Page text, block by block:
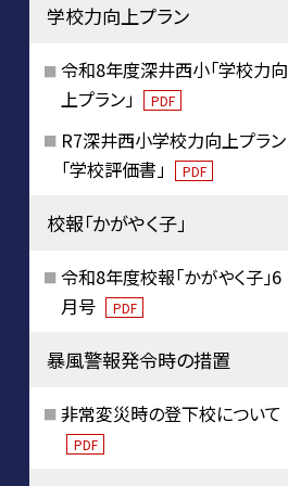
学校力向上プラン
令和8年度深井西小「学校力向
上プラン」
PDF
R7深井西小学校力向上プラン
「学校評価書」
PDF
校報「かがやく子」
令和8年度校報「かがやく子」6
月号
PDF
暴風警報発令時の措置
非常変災時の登下校について
PDF